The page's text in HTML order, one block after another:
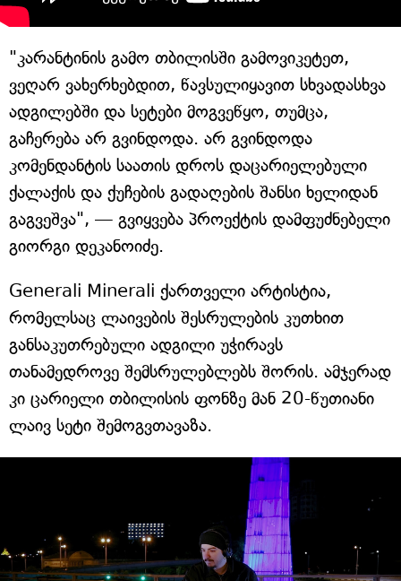
"კარანტინის გამო თბილისში გამოვიკეტეთ,
ვეღარ ვახერხებდით, წავსულიყავით სხვადასხვა
ადგილებში და სეტები მოგვეწყო, თუმცა,
გაჩერება არ გვინდოდა. არ გვინდოდა
კომენდანტის საათის დროს დაცარიელებული
ქალაქის და ქუჩების გადაღების შანსი ხელიდან
გაგვეშვა", — გვიყვება პროექტის დამფუძნებელი
გიორგი დეკანოიძე.
Generali Minerali ქართველი არტისტია,
რომელსაც ლაივების შესრულების კუთხით
განსაკუთრებული ადგილი უჭირავს
თანამედროვე შემსრულებლებს შორის. ამჯერად
კი ცარიელი თბილისის ფონზე მან 20-წუთიანი
ლაივ სეტი შემოგვთავაზა.